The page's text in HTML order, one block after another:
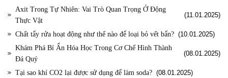
Axit Trong Tự Nhiên: Vai Trò Quan Trọng Ở Động
Thực Vật
(11.01.2025)
Chất tẩy rửa hoạt động như thế nào để loại bỏ vết bẩn? (10.01.2025)
Khám Phá Bí Ẩn Hóa Học Trong Cơ Chế Hình Thành
Đá Quý
(08.01.2025)
Tại sao khí CO2 lại được sử dụng để làm soda? (08.01.2025)